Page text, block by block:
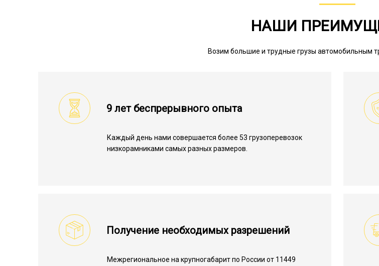
НАШИ
Возим большие и трудные грузы автомобильным
9 лет беспрерывного опыта
Каждый день нами совершается более 53 грузоперевозок
низкорамниками самых разных размеров.
Получение необходимых разрешений
Межрегиональное на крупногабарит по России от 11449